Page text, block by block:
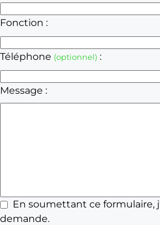
Fonction :
Téléphone (optionnel) :
Message :
En soumettant ce formulaire,
demande.